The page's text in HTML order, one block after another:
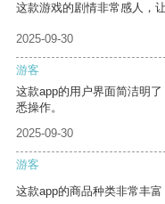
这款游戏的剧情非常感人，
2025-09-30
游客
这款app的用户界面简洁明
悉操作。
2025-09-30
游客
这款app的商品种类非常丰富